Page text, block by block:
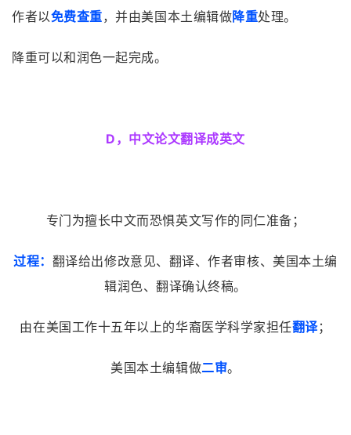
作者以免费查重，并由美国本土编辑做降重处理。
降重可以和润色一起完成。
D，中文论文翻译成英文
专门为擅长中文而恐惧英文写作的同仁准备；
过程： 翻译给出修改意见、翻译、作者审核、美国本土编
辑润色、翻译确认终稿。
由在美国工作十五年以上的华裔医学科学家担任翻译；
美国本土编辑做二审。